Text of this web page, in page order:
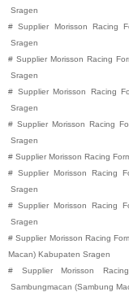
Sragen
# Supplier Morisson Racing
Sragen
# Supplier Morisson Racing
Sragen
# Supplier Morisson Racing
Sragen
# Supplier Morisson Racing
Sragen
# Supplier Morisson Racing
# Supplier Morisson Racing
Sragen
# Supplier Morisson Racing
Sragen
# Supplier Morisson Racing
Macan) Kabupaten Sragen
#
Supplier Morisson
Sambungmacan (Sambung